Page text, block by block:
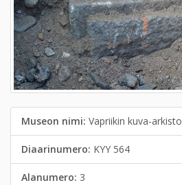
Museon nimi: Vapriikin kuva-arkisto
Diaarinumero: KYY 564
Alanumero: 3